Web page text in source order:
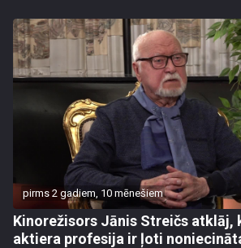
pirms 2 gadiem, 10 mēnešiem
Kinorežisors Jānis Streičs atklāj,
aktiera profesija ir ļoti